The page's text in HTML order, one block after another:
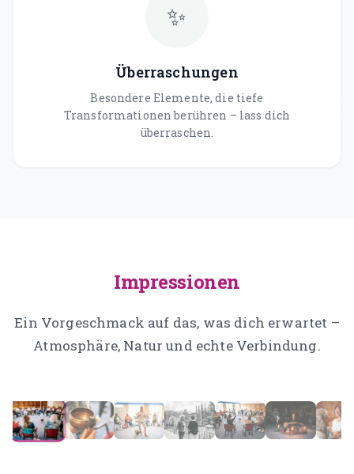
✨
Überraschungen
Besondere Elemente, die tiefe
Transformationen berühren – lass dich
überraschen.
Impressionen
Ein Vorgeschmack auf das, was dich erwartet –
Atmosphäre, Natur und echte Verbindung.